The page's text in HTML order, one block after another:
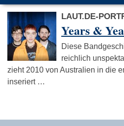
LAUT.DE-
Years &
Diese
reichlich
zieht 2010 von Australien in die
inseriert …